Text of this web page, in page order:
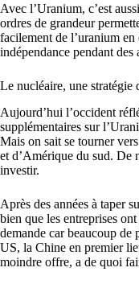
Avec l’Uranium, c’est
ordres de grandeur
facilement de l’uranium
indépendance pendant des
Le nucléaire, une stratégie
Aujourd’hui l’occident
supplémentaires sur
Mais on sait se tourner
et d’Amérique du sud. De
investir.
Après des années à taper
bien que les entreprises
demande car beaucoup de
US, la Chine en premier
moindre offre, a de quoi